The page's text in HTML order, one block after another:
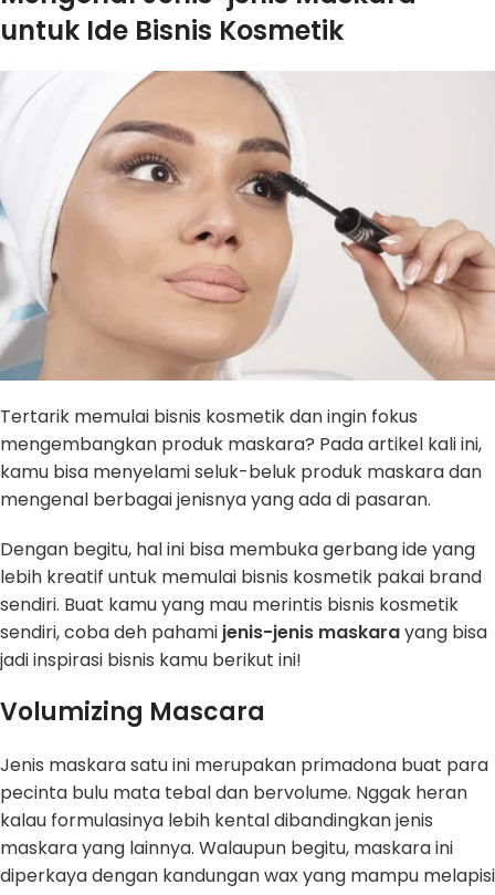
untuk Ide Bisnis Kosmetik
Tertarik memulai bisnis kosmetik dan ingin fokus
mengembangkan produk maskara? Pada artikel kali ini,
kamu bisa menyelami seluk-beluk produk maskara dan
mengenal berbagai jenisnya yang ada di pasaran.
Dengan begitu, hal ini bisa membuka gerbang ide yang
lebih kreatif untuk memulai bisnis kosmetik pakai brand
sendiri. Buat kamu yang mau merintis bisnis kosmetik
sendiri, coba deh pahami jenis-jenis maskarayang bisa
jadi inspirasi bisnis kamu berikut ini!
Volumizing Mascara
Jenis maskara satu ini merupakan primadona buat para
pecinta bulu mata tebal dan bervolume. Nggak heran
kalau formulasinya lebih kental dibandingkan jenis
maskara yang lainnya. Walaupun begitu, maskara ini
diperkaya dengan kandungan wax yang mampu melapisi